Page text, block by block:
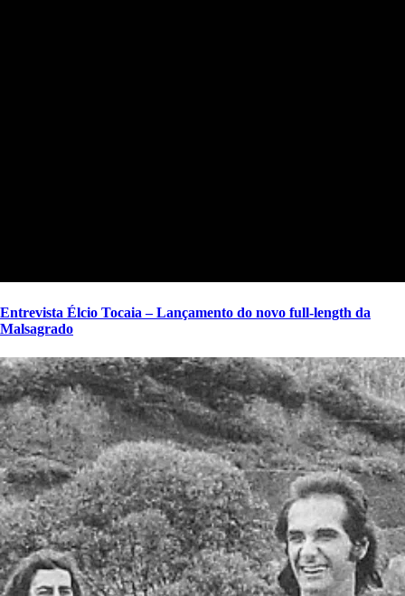
Entrevista Élcio Tocaia – Lançamento do novo full-length da
Malsagrado